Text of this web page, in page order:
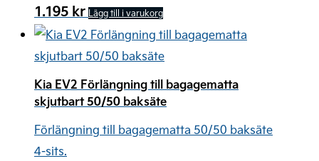
1.195 kr Lägg till i varukorg
Kia EV2 Förlängning till bagagematta
skjutbart 50/50 baksäte
Förlängning till bagagematta 50/50 baksäte
4-sits.